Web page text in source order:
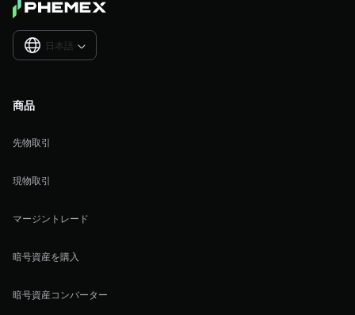
日本語 
商品
先物取引
現物取引
マージントレード
暗号資産を購入
暗号資産コンバーター